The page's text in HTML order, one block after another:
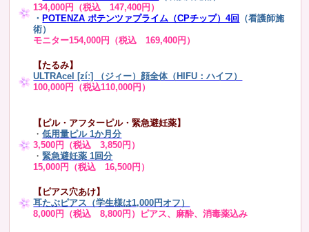
134,000円（税込 147,400円）
・ POTENZA ポテンツァプライム（CPチップ）4回
（看護師施
術）
モニター154,000円（税込 169,400円）
【たるみ】
ULTRAcel [zíː] （ジィー）顔全体（HIFU：ハイフ）
100,000円（税込110,000円）
【ピル・アフターピル・緊急避妊薬】
・低用量ピル 1か月分
3,500円（税込 3,850円）
・緊急避妊薬 1回分
15,000円（税込 16,500円）
【ピアス穴あけ】
耳たぶピアス（学生様は1,000円オフ）
8,000円（税込 8,800円）ピアス、麻酔、消毒薬込み